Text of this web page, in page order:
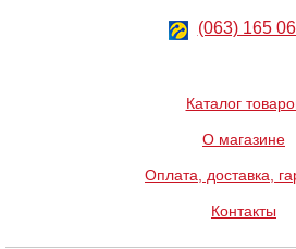
грн (063) 165
Каталог
О магазине
Оплата, доставка,
Контакты